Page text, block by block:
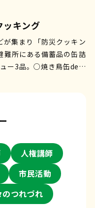
キング
が集まり「防災クッキン
難所にある備蓄品の缶詰
ー3品。○焼き鳥缶deお
人権講師
市民活動
のつれづれ